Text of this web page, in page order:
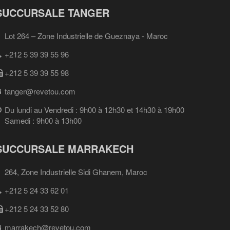
TANGER
Lot 264 – Zone Industrielle de Gueznaya - Maroc
+212 5 39 39 55 96
+212 5 39 39 55 98
tanger@revetou.com
Du lundi au Vendredi : 9h00 à 12h30 et 14h30 à 19h00
Samedi : 9h00 à 13h00
MARRAKECH
264, Zone Industrielle Sidi Ghanem, Maroc
+212 5 24 33 62 01
+212 5 24 33 52 80
marrakech@revetou.com